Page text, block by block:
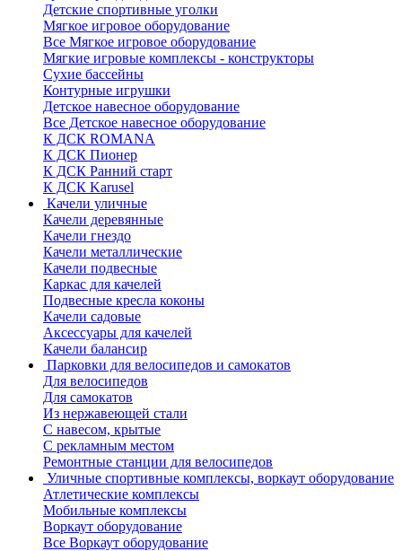
Детские спортивные уголки
Мягкое игровое оборудование
Все Мягкое игровое оборудование
Мягкие игровые комплексы - конструкторы
Сухие бассейны
Контурные игрушки
Детское навесное оборудование
Все Детское навесное оборудование
К ДСК ROMANA
К ДСК Пионер
К ДСК Ранний старт
К ДСК Karusel
Качели уличные
Качели деревянные
Качели гнездо
Качели металлические
Качели подвесные
Каркас для качелей
Подвесные кресла коконы
Качели садовые
Аксессуары для качелей
Качели балансир
Парковки для велосипедов и самокатов
Для велосипедов
Для самокатов
Из нержавеющей стали
С навесом, крытые
С рекламным местом
Ремонтные станции для велосипедов
Уличные спортивные комплексы, воркаут оборудование
Атлетические комплексы
Мобильные комплексы
Воркаут оборудование
Все Воркаут оборудование